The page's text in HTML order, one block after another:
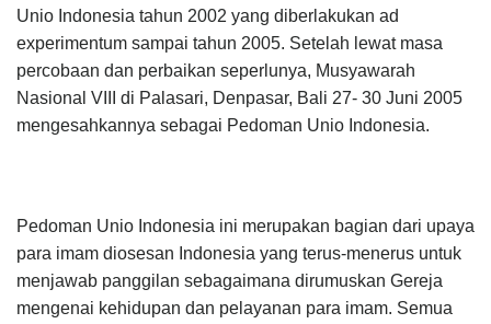
Unio Indonesia tahun 2002 yang diberlakukan ad
experimentum sampai tahun 2005. Setelah lewat masa
percobaan dan perbaikan seperlunya, Musyawarah
Nasional VIII di Palasari, Denpasar, Bali 27- 30 Juni 2005
mengesahkannya sebagai Pedoman Unio Indonesia.
Pedoman Unio Indonesia ini merupakan bagian dari upaya
para imam diosesan Indonesia yang terus-menerus untuk
menjawab panggilan sebagaimana dirumuskan Gereja
mengenai kehidupan dan pelayanan para imam. Semua